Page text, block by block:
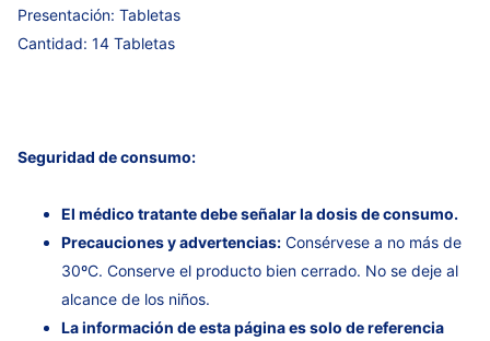
Presentación: Tabletas
Cantidad: 14 Tabletas
Seguridad de consumo:
El médico tratante debe señalar la dosis de consumo.
Precauciones y advertencias: Consérvese a no más de
30ºC. Conserve el producto bien cerrado. No se deje al
alcance de los niños.
La información de esta página es solo de referencia